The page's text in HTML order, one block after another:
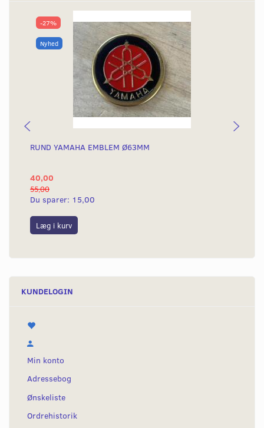
-27%
Nyhed
RUND YAMAHA EMBLEM Ø63MM
40,00
55,00
Du sparer: 15,00
Læg i kurv
KUNDELOGIN
Min konto
Adressebog
Ønskeliste
Ordrehistorik